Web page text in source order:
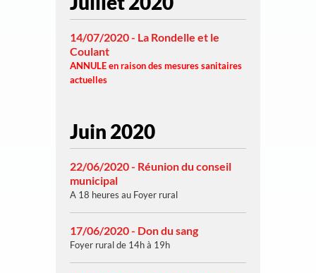
14/07/2020 - La Rondelle et le
Coulant
ANNULE en raison des mesures sanitaires
actuelles
Juin 2020
22/06/2020 - Réunion du conseil
municipal
A 18 heures au Foyer rural
17/06/2020 - Don du sang
Foyer rural de 14h à 19h